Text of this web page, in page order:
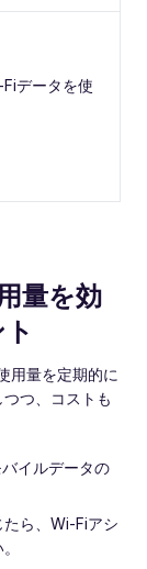
データを使
量を効
用量を定期的に
つ、コストも
イルデータの
ら、Wi‑Fiアシ